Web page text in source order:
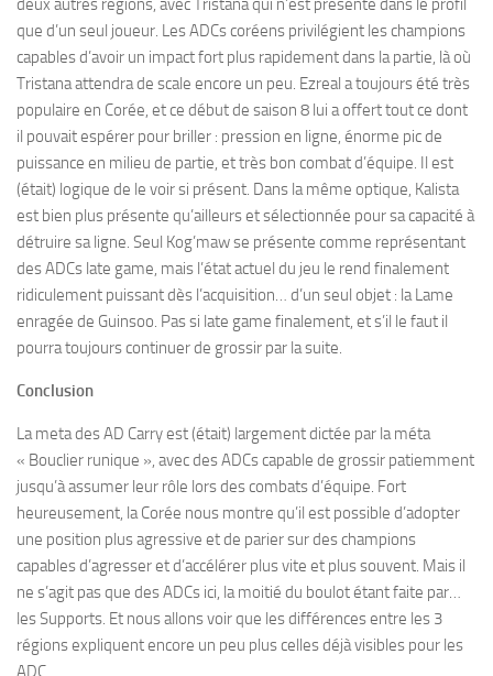
deux autres régions, avec Tristana qui n’est présente dans le profil
que d’un seul joueur. Les ADCs coréens privilégient les champions
capables d’avoir un impact fort plus rapidement dans la partie, là où
Tristana attendra de scale encore un peu. Ezreal a toujours été très
populaire en Corée, et ce début de saison 8 lui a offert tout ce dont
il pouvait espérer pour briller : pression en ligne, énorme pic de
puissance en milieu de partie, et très bon combat d’équipe. Il est
(était) logique de le voir si présent. Dans la même optique, Kalista
est bien plus présente qu’ailleurs et sélectionnée pour sa capacité à
détruire sa ligne. Seul Kog’maw se présente comme représentant
des ADCs late game, mais l’état actuel du jeu le rend finalement
ridiculement puissant dès l’acquisition… d’un seul objet : la Lame
enragée de Guinsoo. Pas si late game finalement, et s’il le faut il
pourra toujours continuer de grossir par la suite.
Conclusion
La meta des AD Carry est (était) largement dictée par la méta
« Bouclier runique », avec des ADCs capable de grossir patiemment
jusqu’à assumer leur rôle lors des combats d’équipe. Fort
heureusement, la Corée nous montre qu’il est possible d’adopter
une position plus agressive et de parier sur des champions
capables d’agresser et d’accélérer plus vite et plus souvent. Mais il
ne s’agit pas que des ADCs ici, la moitié du boulot étant faite par…
les Supports. Et nous allons voir que les différences entre les 3
régions expliquent encore un peu plus celles déjà visibles pour les
ADC.